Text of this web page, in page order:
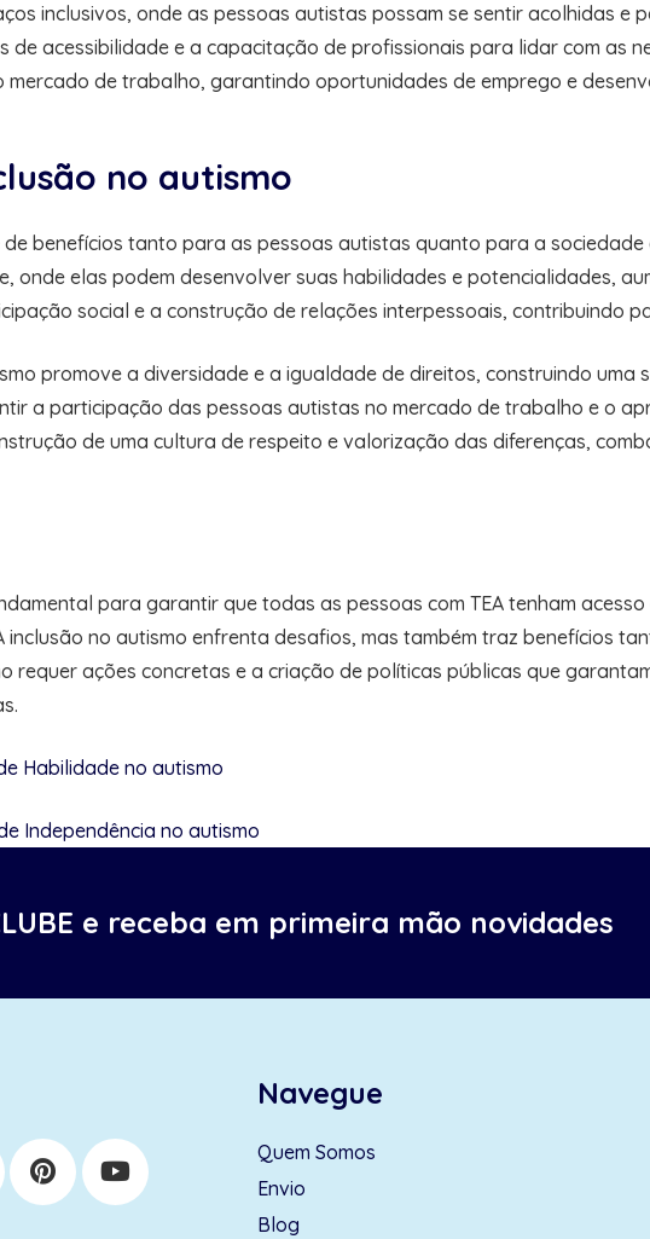
inclusivos, onde as pessoas autistas possam se sentir acolhidas
de acessibilidade e a capacitação de profissionais para lidar com as
de trabalho, garantindo oportunidades de emprego e
no autismo
de benefícios tanto para as pessoas autistas quanto para a
onde elas podem desenvolver suas habilidades e potencialidades,
social e a construção de relações interpessoais, contribuindo
promove a diversidade e a igualdade de direitos, construindo uma
a participação das pessoas autistas no mercado de trabalho e o
de uma cultura de respeito e valorização das diferenças,
para garantir que todas as pessoas com TEA tenham
no autismo enfrenta desafios, mas também traz benefícios
requer ações concretas e a criação de políticas públicas que
Habilidade no autismo
Independência no autismo
e receba em primeira mão novidades
Navegue
Quem Somos
Envio
Blog